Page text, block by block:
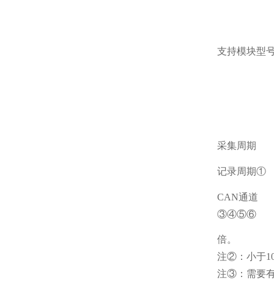
支持模块型
采集周期
记录周期①
CAN通道
③④⑤⑥
倍。
注② ：小于
注③ ：需要